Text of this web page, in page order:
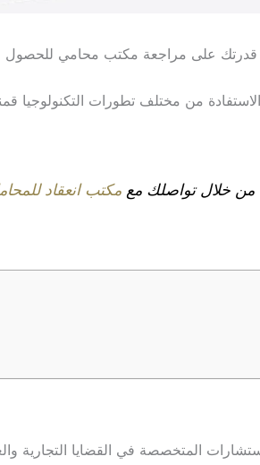
على مراجعة مكتب محامي للحصول
من مختلف تطورات التكنولوجيا
من خلال تواصلك معمكتب انعقاد
المتخصصة في القضايا التجارية